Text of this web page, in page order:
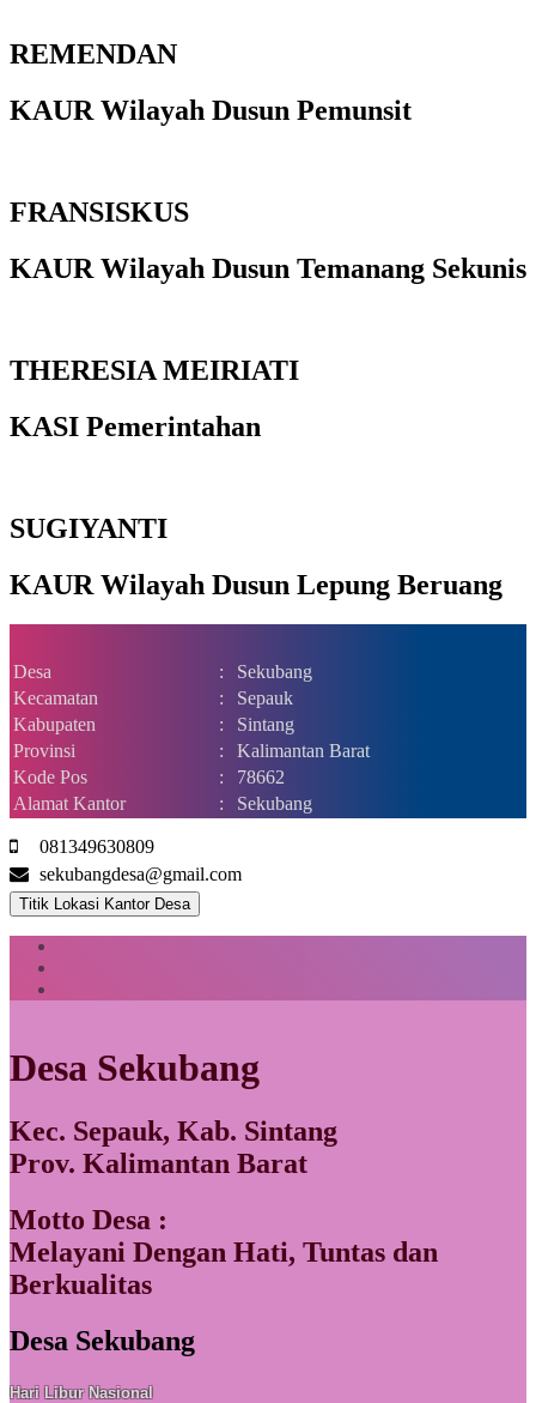
REMENDAN
KAUR Wilayah Dusun Pemunsit
FRANSISKUS
KAUR Wilayah Dusun Temanang Sekunis
THERESIA MEIRIATI
KASI Pemerintahan
SUGIYANTI
KAUR Wilayah Dusun Lepung Beruang
Desa :
Sekubang
Kecamatan
:
Sepauk
Kabupaten
:
Sintang
Provinsi
:
Kalimantan Barat
Kode Pos
:
78662
Alamat Kantor
: Sekubang
081349630809
sekubangdesa@gmail.com
Titik Lokasi Kantor Desa
Desa Sekubang
Kec. Sepauk, Kab. Sintang
Prov. Kalimantan Barat
Motto Desa :
Melayani Dengan Hati, Tuntas dan
Berkualitas
Desa Sekubang
Hari Libur Nasional